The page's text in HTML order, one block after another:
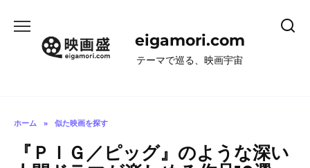
eigamori.com
テーマで巡る、映画宇宙
ホーム » 似た映画を探す
『ＰＩＧ／ピッグ』のような深い